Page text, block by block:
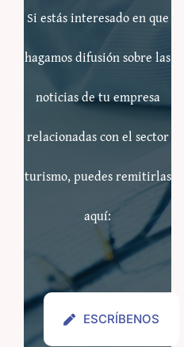
Si estás interesado en que
hagamos difusión sobre las
noticias de tu empresa
relacionadas con el sector
turismo, puedes remitirlas
aquí:
ESCRÍBENOS